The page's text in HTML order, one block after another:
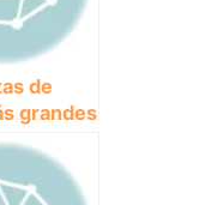
de
grandes
y todo
saber